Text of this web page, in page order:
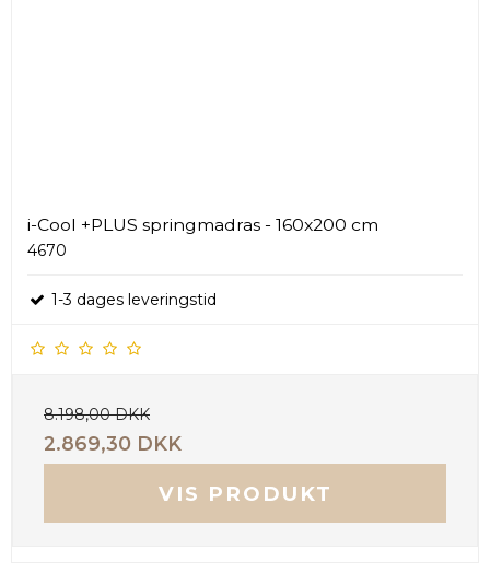
i-Cool +PLUS springmadras - 160x200 cm
4670
1-3 dages leveringstid
8.198,00 DKK
2.869,30 DKK
VIS PRODUKT